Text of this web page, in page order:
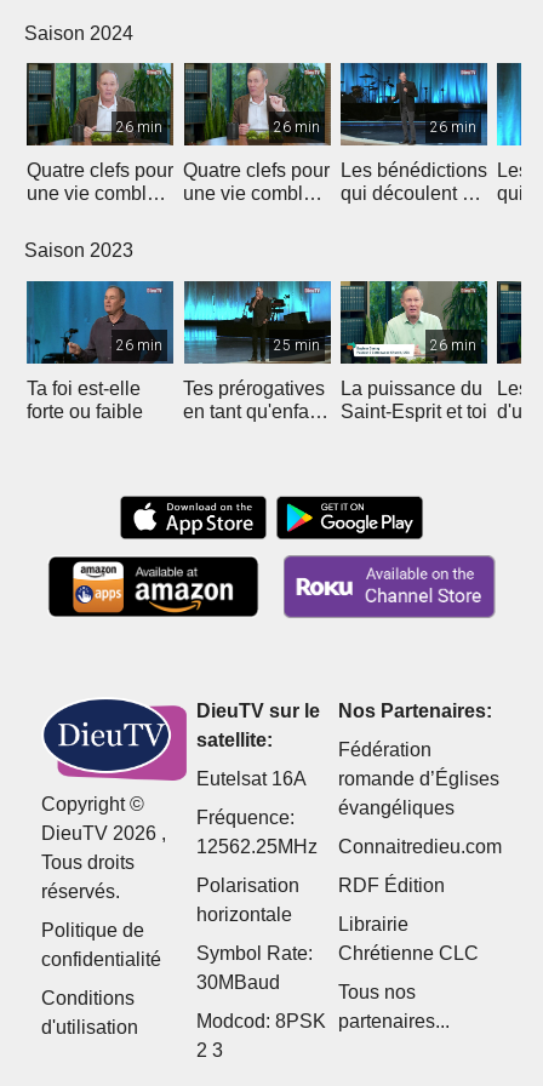
don
Saison 2024
26 min
Quatre clefs pour
une vie comblée
26 min
Quatre clefs pour
une vie comblée
26 min
Les bénédictions
qui découlent de
Les
qui
Saison 2023
26 min
Ta foi est-elle
forte ou faible
25 min
Tes prérogatives
en tant qu'enfant
26 min
La puissance du
Saint-Esprit et toi
Les
d'un
Copyright ©
DieuTV 2026 ,
Tous droits
réservés.
Politique de
confidentialité
Conditions
d'utilisation
DieuTV sur le
satellite:
Eutelsat 16A
Fréquence:
12562.25MHz
Polarisation
horizontale
Symbol Rate:
30MBaud
Modcod: 8PSK
2 3
Nos Partenaires:
Fédération
romande d’Églises
évangéliques
Connaitredieu.com
RDF Édition
Librairie
Chrétienne CLC
Tous nos
partenaires...